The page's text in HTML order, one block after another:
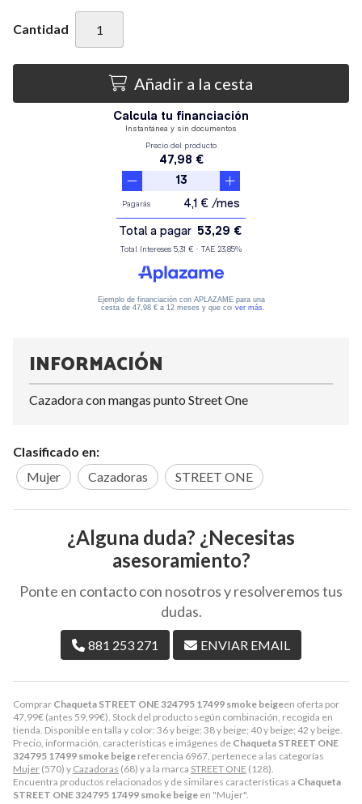
Cantidad
Añadir a la cesta
Comprar Chaqueta STREET ONE 324795 17499 smoke beigeen oferta por
47,99€ (antes 59,99€). Stock del producto según combinación, recogida en
tienda. Disponible en talla y color: 36 y beige; 38 y beige; 40 y beige; 42 y beige.
Precio, información, características e imágenes de Chaqueta STREET ONE
324795 17499 smoke beige referencia 6967, pertenece a las categorías
Mujer (570) y Cazadoras (68) y a la marca STREET ONE (128).
Encuentra productos relacionados y de similares características a Chaqueta
STREET ONE 324795 17499 smoke beige en "Mujer".
INFORMACIÓN
Cazadora con mangas punto Street One
Clasificado en:
Mujer
Cazadoras STREET ONE
¿Alguna duda? ¿Necesitas
asesoramiento?
Ponte en contacto con nosotros y resolveremos tus
dudas.
881 253 271 ENVIAR EMAIL